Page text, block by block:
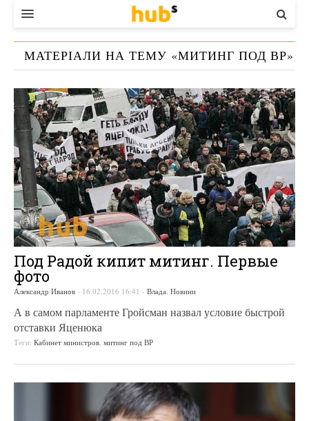
ВЛАДА
ЕКОНОМІКА
БІЗНЕС
СТАРТЕР
КОНТАКТИ
МАТЕРІАЛИ НА ТЕМУ «МИТИНГ ПОД ВР»
Под Радой кипит митинг. Первые
фото
Александр Иванов - 16.02.2016 16:41 - Влада Новини
А в самом парламенте Гройсман назвал условие быстрой
отставки Яценюка
Теги: Кабинет министров митинг под ВР